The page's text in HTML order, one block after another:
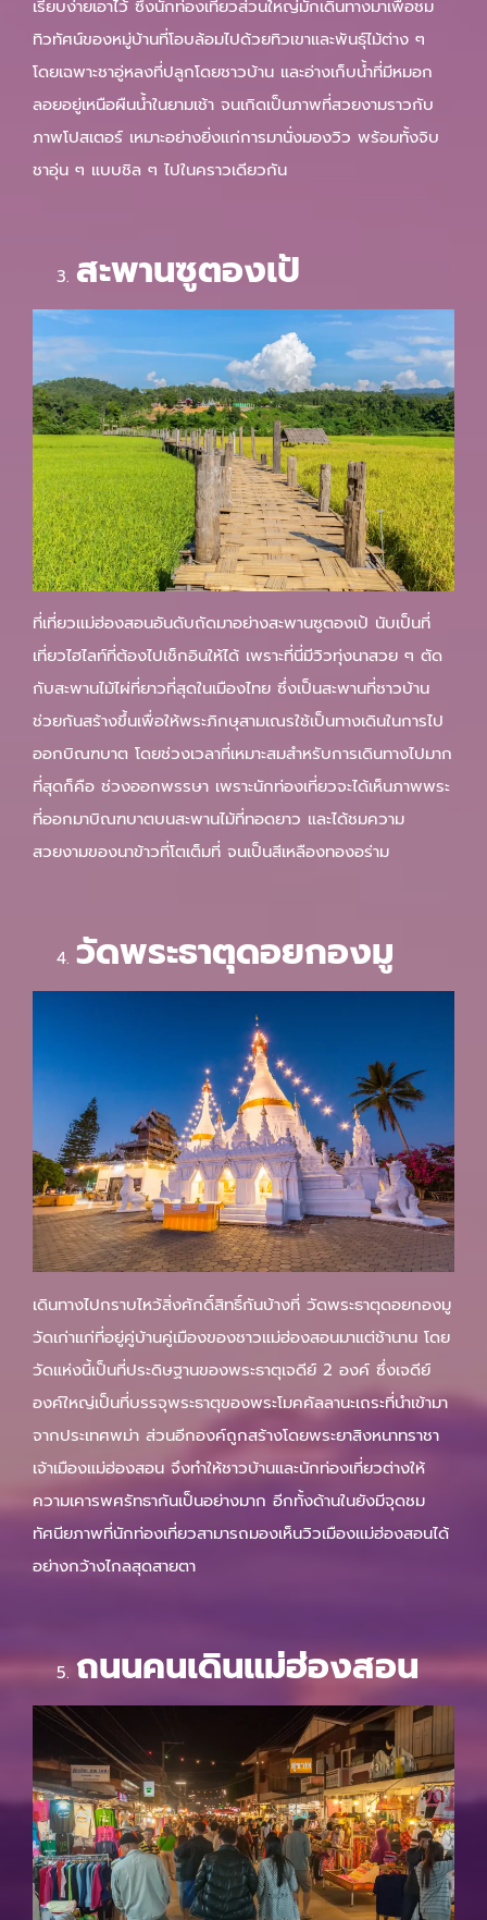
เรียบง่ายเอาไว้ ซึ่งนักท่องเที่ยวส่วนใหญ่มักเดินทางมาเพื่อชม
ทิวทัศน์ของหมู่บ้านที่โอบล้อมไปด้วยทิวเขาและพันธุ์ไม้ต่าง ๆ
โดยเฉพาะชาอู่หลงที่ปลูกโดยชาวบ้าน และอ่างเก็บน้ำที่มีหมอก
ลอยอยู่เหนือผืนน้ำในยามเช้า จนเกิดเป็นภาพที่สวยงามราวกับ
ภาพโปสเตอร์ เหมาะอย่างยิ่งแก่การมานั่งมองวิว พร้อมทั้งจิบ
ชาอุ่น ๆ แบบชิล ๆ ไปในคราวเดียวกัน
สะพานซูตองเป้
ที่เที่ยวแม่ฮ่องสอนอันดับถัดมาอย่างสะพานซูตองเป้ นับเป็นที่
เที่ยวไฮไลท์ที่ต้องไปเช็กอินให้ได้ เพราะที่นี่มีวิวทุ่งนาสวย ๆ ตัด
กับสะพานไม้ไผ่ที่ยาวที่สุดในเมืองไทย ซึ่งเป็นสะพานที่ชาวบ้าน
ช่วยกันสร้างขึ้นเพื่อให้พระภิกษุสามเณรใช้เป็นทางเดินในการไป
ออกบิณฑบาต โดยช่วงเวลาที่เหมาะสมสำหรับการเดินทางไปมาก
ที่สุดก็คือ ช่วงออกพรรษา เพราะนักท่องเที่ยวจะได้เห็นภาพพระ
ที่ออกมาบิณฑบาตบนสะพานไม้ที่ทอดยาว และได้ชมความ
สวยงามของนาข้าวที่โตเต็มที่ จนเป็นสีเหลืองทองอร่าม
วัดพระธาตุดอยกองมู
เดินทางไปกราบไหว้สิ่งศักดิ์สิทธิ์กันบ้างที่ วัดพระธาตุดอยกองมู
วัดเก่าแก่ที่อยู่คู่บ้านคู่เมืองของชาวแม่ฮ่องสอนมาแต่ช้านาน โดย
วัดแห่งนี้เป็นที่ประดิษฐานของพระธาตุเจดีย์ 2 องค์ ซึ่งเจดีย์
องค์ใหญ่เป็นที่บรรจุพระธาตุของพระโมคคัลลานะเถระที่นำเข้ามา
จากประเทศพม่า ส่วนอีกองค์ถูกสร้างโดยพระยาสิงหนาทราชา
เจ้าเมืองแม่ฮ่องสอน จึงทำให้ชาวบ้านและนักท่องเที่ยวต่างให้
ความเคารพศรัทธากันเป็นอย่างมาก อีกทั้งด้านในยังมีจุดชม
ทัศนียภาพที่นักท่องเที่ยวสามารถมองเห็นวิวเมืองแม่ฮ่องสอนได้
อย่างกว้างไกลสุดสายตา
ถนนคนเดินแม่ฮ่องสอน